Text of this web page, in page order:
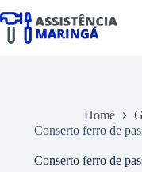
para
Home
Conserto ferro de
Conserto ferro de